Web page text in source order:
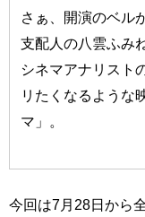
さぁ、開演のベル
支配人の八雲ふみ
シネマアナリスト
リたくなるような
マ」。
今回は7月28日から